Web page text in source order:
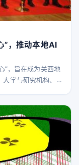
”，推动本地AI
”，旨在成为关西地
学与研究机构、
在大阪中之岛的
大阪Grand